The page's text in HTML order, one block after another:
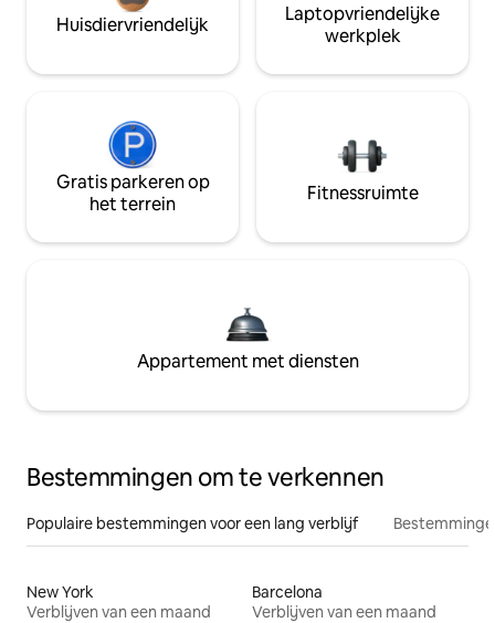
Huisdiervriendelijk
Laptopvriendelijke
werkplek
Gratis parkeren op
het terrein
Fitnessruimte
Appartement met diensten
Bestemmingen om te verkennen
Populaire bestemmingen voor een lang verblijf
New York
Verblijven van een maand
Barcelona
Verblijven van een maand